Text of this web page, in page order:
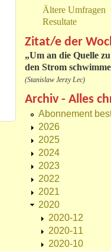
Ältere Umfragen
Resultate
Zitat/e der
„Um an die Quelle
den Strom
(Stanislaw Jerzy Lec)
Archiv - Alles
Abonnement
2026
2025
2024
2023
2022
2021
2020
2020-12
2020-11
2020-10